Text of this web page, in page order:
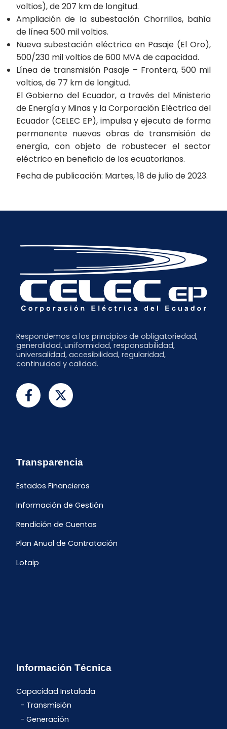
voltios), de 207 km de longitud.
Ampliación de la subestación Chorrillos, bahía
de línea 500 mil voltios.
Nueva subestación eléctrica en Pasaje (El Oro),
500/230 mil voltios de 600 MVA de capacidad.
Línea de transmisión Pasaje – Frontera, 500 mil
voltios, de 77 km de longitud.
El Gobierno del Ecuador, a través del Ministerio
de Energía y Minas y la Corporación Eléctrica del
Ecuador (CELEC EP), impulsa y ejecuta de forma
permanente nuevas obras de transmisión de
energía, con objeto de robustecer el sector
eléctrico en beneficio de los ecuatorianos.
Fecha de publicación: Martes, 18 de julio de 2023.
Respondemos a los principios de obligatoriedad,
generalidad, uniformidad, responsabilidad,
universalidad, accesibilidad, regularidad,
continuidad y calidad.
Transparencia
Estados Financieros
Información de Gestión
Rendición de Cuentas
Plan Anual de Contratación
Lotaip
Información Técnica
Capacidad Instalada
Transmisión
Generación